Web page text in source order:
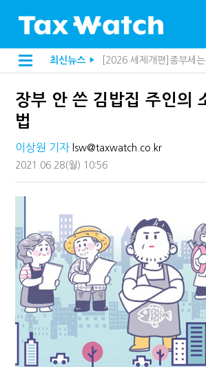
최신뉴스 ▶
반도체·AI로봇 국내 생산
장부 안 쓴 김밥집 주인의
법
이상원 기자 lsw@taxwatch.co.kr
2021.06.28(월) 10:56